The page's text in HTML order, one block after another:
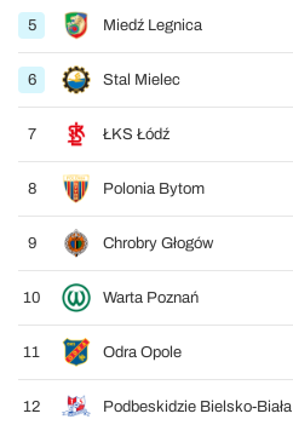
5 Miedź Legnica
6 Stal Mielec
7 ŁKS Łódź
8 Polonia Bytom
9 Chrobry Głogów
10 Warta Poznań
11 Odra Opole
12 Podbeskidzie Bielsko-Biała